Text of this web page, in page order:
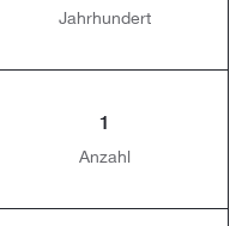
Jahrhundert
1
Anzahl